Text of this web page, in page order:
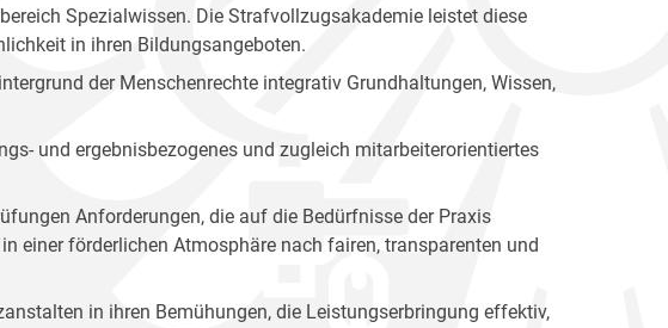
Spezialwissen. Die Strafvollzugsakademie leistet diese
in ihren Bildungsangeboten.
der Menschenrechte integrativ Grundhaltungen, Wissen,
und ergebnisbezogenes und zugleich mitarbeiterorientiertes
Anforderungen, die auf die Bedürfnisse der Praxis
einer förderlichen Atmosphäre nach fairen, transparenten und
in ihren Bemühungen, die Leistungserbringung effektiv,